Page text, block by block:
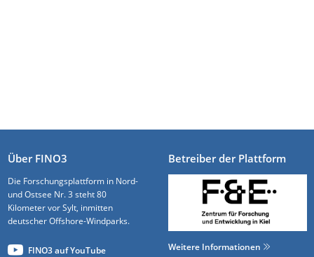
Über FINO3
Die Forschungsplattform in Nord-
und Ostsee Nr. 3 steht 80
Kilometer vor Sylt, inmitten
deutscher Offshore-Windparks.
FINO3 auf YouTube
Betreiber der Plattform
Weitere Informationen